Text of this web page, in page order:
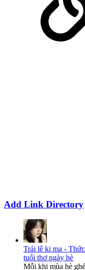
Add Link Directory
Trái lê ki ma -
tuổi thơ ngày hè
Mỗi khi mùa hè